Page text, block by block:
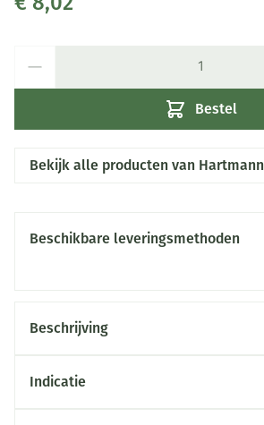
Bestel
Bekijk alle producten van Hartmann
Beschikbare leveringsmethoden
Beschrijving
Indicatie